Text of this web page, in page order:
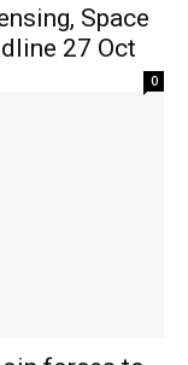
Space
27 Oct
0